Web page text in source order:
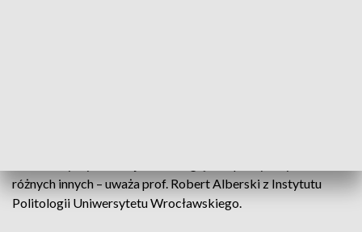
różnych innych – uważa prof. Robert Alberski z Instytutu
Politologii Uniwersytetu Wrocławskiego.